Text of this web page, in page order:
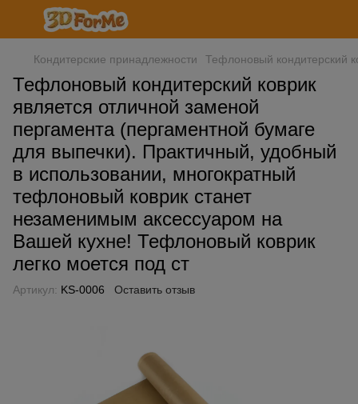
Кондитерские принадлежности Тефлоновый кондитерский
Тефлоновый кондитерский коврик
является отличной заменой
пергамента (пергаментной бумаге
для выпечки). Практичный, удобный
в использовании, многократный
тефлоновый коврик станет
незаменимым аксессуаром на
Вашей кухне! Тефлоновый коврик
легко моется под ст
Артикул: KS-0006 Оставить отзыв